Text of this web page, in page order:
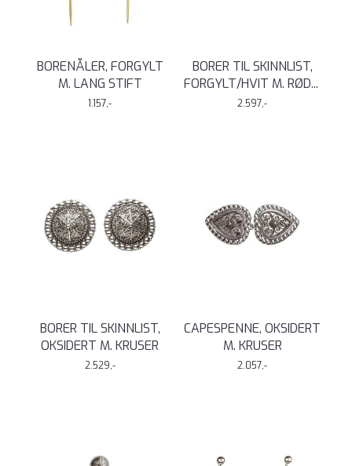
BORENÅLER, FORGYLT
M. LANG STIFT
1.157,-
BORER TIL SKINNLIST,
FORGYLT/HVIT M. RØD...
2.597,-
BORER TIL SKINNLIST,
OKSIDERT M. KRUSER
2.529,-
CAPESPENNE, OKSIDERT
M. KRUSER
2.057,-